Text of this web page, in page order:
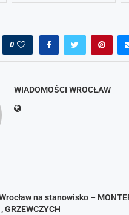
0
WIADOMOŚCI WROCŁAW
na stanowisko –
GRZEWCZYCH